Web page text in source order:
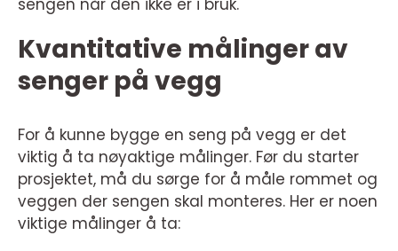
Kvantitative målinger av
senger på vegg
For å kunne bygge en seng på vegg er det
viktig å ta nøyaktige målinger. Før du starter
prosjektet, må du sørge for å måle rommet og
veggen der sengen skal monteres. Her er noen
viktige målinger å ta: